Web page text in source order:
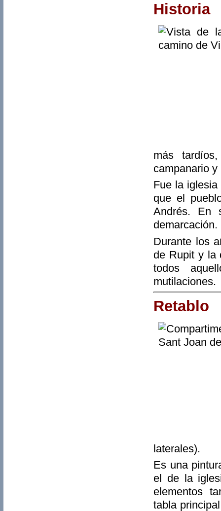
Historia
más
campanario
Fue la
que el
Andrés. En
demarcación.
Durante los
de Rupit y la
todos
mutilaciones.
Retablo
laterales).
Es una
el de la
elementos
tabla